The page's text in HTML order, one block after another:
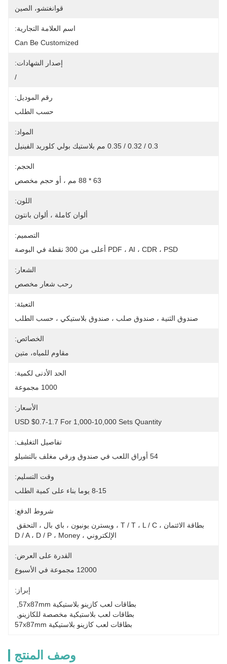
قوانغتشو، الصين
اسم العلامة التجارية:
Can Be Customized
إصدار الشهادات:
/
رقم الموديل:
حسب الطلب
المواد:
0.3 / 0.32 / 0.35 مم بلاستيك بولي كلوريد الفينيل
الحجم:
63 * 88 مم ، أو حجم مخصص
اللون:
ألوان كاملة ، ألوان بانتون
التصميم:
PDF ، AI ، CDR ، PSD أعلى من 300 نقطة في البوصة
الشعار:
رحب شعار مخصص
التعبئة:
صندوق الثنية ، صندوق صلب ، صندوق بلاستيكي ، حسب الطلب
الخصائص:
مقاوم للمياه، متين
الحد الأدنى لكمية:
1000 مجموعة
الأسعار:
USD $0.7-1.7 For 1,000-10,000 Sets Quantity
تفاصيل التغليف:
54 أوراق اللعب في صندوق ورقي مغلف بالتشيلو
وقت التسليم:
8-15 يوما بناء على كمية الطلب
شروط الدفع:
الإلكتروني ، D / A ، D / P ، Money
القدرة على العرض:
12000 مجموعة في الأسبوع
إبراز:
بطاقات لعب كازينو بلاستيكية 57x87mm
بطاقات لعب بلاستيكية مخصصة للكازينو
بطاقات لعب كازينو بلاستيكية 57x87mm
وصف المنتج